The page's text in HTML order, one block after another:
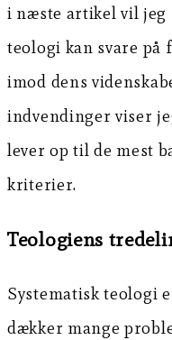
i næste artikel vil jeg
teologi kan svare på
imod dens
indvendinger viser
lever op til de mest
kriterier.
Teologiens
Systematisk teologi
dækker mange